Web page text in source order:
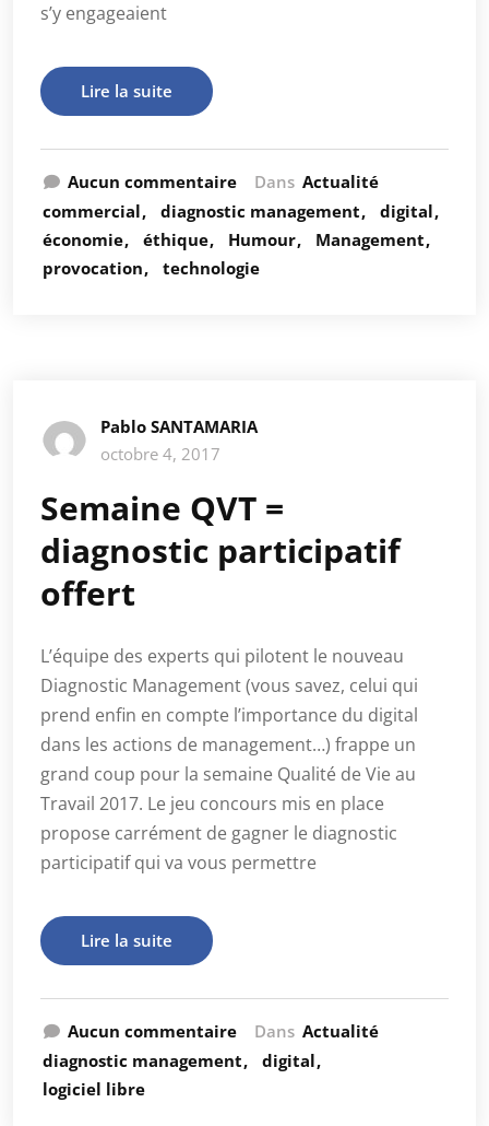
s’y engageaient
Lire la suite
Aucun commentaire Dans Actualité
commercial
diagnostic management
digital
économie
éthique Humour
Management
provocation
technologie
Pablo SANTAMARIA
octobre 4, 2017
Semaine QVT =
diagnostic participatif
offert
L’équipe des experts qui pilotent le nouveau
Diagnostic Management (vous savez, celui qui
prend enfin en compte l’importance du digital
dans les actions de management…) frappe un
grand coup pour la semaine Qualité de Vie au
Travail 2017. Le jeu concours mis en place
propose carrément de gagner le diagnostic
participatif qui va vous permettre
Lire la suite
Aucun commentaire Dans Actualité
diagnostic management
digital
logiciel libre